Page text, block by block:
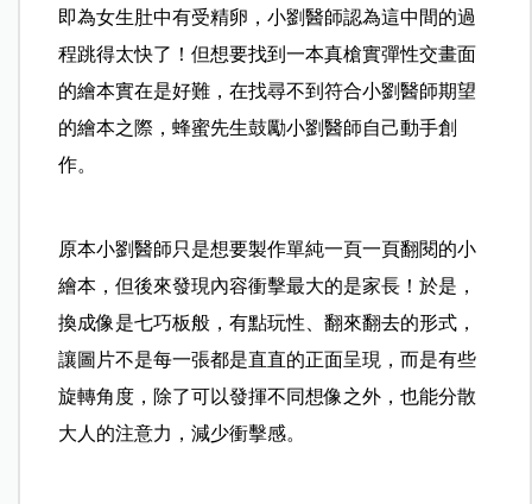
即為女生肚中有受精卵，小劉醫師認為這中間的過
程跳得太快了！但想要找到一本真槍實彈性交畫面
的繪本實在是好難，在找尋不到符合小劉醫師期望
的繪本之際，蜂蜜先生鼓勵小劉醫師自己動手創
作。
原本小劉醫師只是想要製作單純一頁一頁翻閱的小
繪本，但後來發現內容衝擊最大的是家長！於是，
換成像是七巧板般，有點玩性、翻來翻去的形式，
讓圖片不是每一張都是直直的正面呈現，而是有些
旋轉角度，除了可以發揮不同想像之外，也能分散
大人的注意力，減少衝擊感。